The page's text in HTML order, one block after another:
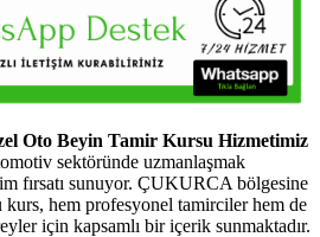
Oto Beyin Tamir Kursu Hizmetimiz
sektöründe uzmanlaşmak
fırsatı sunuyor. ÇUKURCA bölgesine
kurs, hem profesyonel tamirciler hem de
için kapsamlı bir içerik sunmaktadır.